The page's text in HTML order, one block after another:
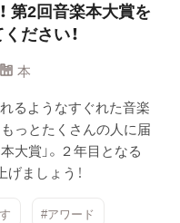
第2回音楽本大賞を
ださい！
本
るようなすぐれた音楽
っとたくさんの人に届
大賞」。２年目となる
げましょう！
#アワード